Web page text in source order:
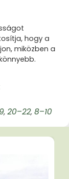
hogy a
miközben a
, 20–22, 8–10